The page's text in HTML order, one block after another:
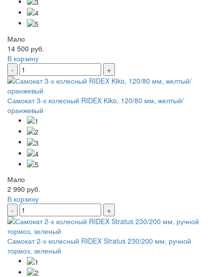
Мало
14 500 руб.
В корзину
-
+
Самокат 3-х колесный RIDEX Kiko, 120/80 мм, желтый/
оранжевый
Мало
2 990 руб.
В корзину
-
+
Самокат 2-х колесный RIDEX Stratus 230/200 мм, ручной
тормоз, зеленый